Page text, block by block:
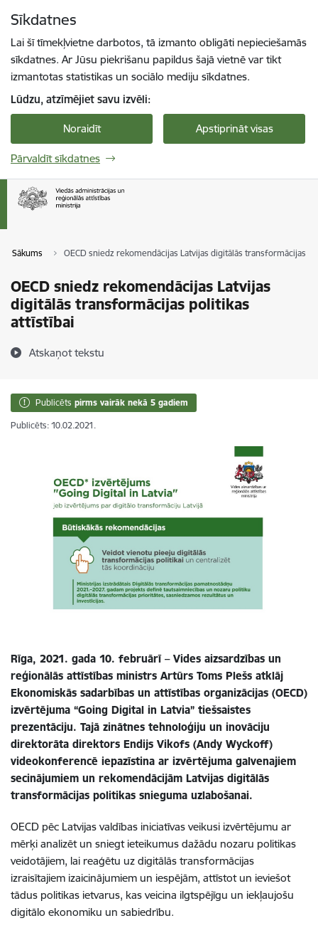
Sīkdatnes
Lai šī tīmekļvietne darbotos, tā izmanto obligāti nepieciešamās
sīkdatnes. Ar Jūsu piekrišanu papildus šajā vietnē var tikt
izmantotas statistikas un sociālo mediju sīkdatnes.
Lūdzu, atzīmējiet savu izvēli:
Noraidīt Apstiprināt visas
Pārvaldīt sīkdatnes
Sākums OECD sniedz rekomendācijas Latvijas digitālās transformācijas
OECD sniedz rekomendācijas Latvijas
digitālās transformācijas politikas
attīstībai
Atskaņot tekstu
Publicēts pirms vairāk nekā 5 gadiem
Publicēts: 10.02.2021.
Rīga, 2021. gada 10. februārī – Vides aizsardzības un
reģionālās attīstības ministrs Artūrs Toms Plešs atklāj
Ekonomiskās sadarbības un attīstības organizācijas (OECD)
izvērtējuma “Going Digital in Latvia” tiešsaistes
prezentāciju. Tajā zinātnes tehnoloģiju un inovāciju
direktorāta direktors Endijs Vikofs (Andy Wyckoff)
videokonferencē iepazīstina ar izvērtējuma galvenajiem
secinājumiem un rekomendācijām Latvijas digitālās
transformācijas politikas snieguma uzlabošanai.
OECD pēc Latvijas valdības iniciatīvas veikusi izvērtējumu ar
mērķi analizēt un sniegt ieteikumus dažādu nozaru politikas
veidotājiem, lai reaģētu uz digitālās transformācijas
izraisītajiem izaicinājumiem un iespējām, attīstot un ieviešot
tādus politikas ietvarus, kas veicina ilgtspējīgu un iekļaujošu
digitālo ekonomiku un sabiedrību.